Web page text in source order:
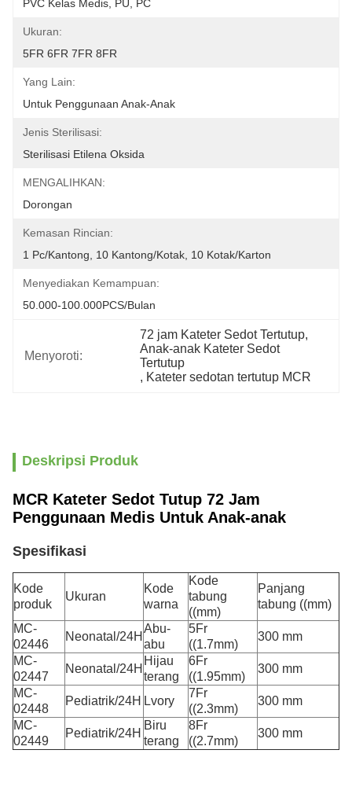
PVC Kelas Medis, PU, ​​PC
Ukuran:
5FR 6FR 7FR 8FR
Yang Lain:
Untuk Penggunaan Anak-Anak
Jenis Sterilisasi:
Sterilisasi Etilena Oksida
MENGALIHKAN:
Dorongan
Kemasan Rincian:
1 Pc/Kantong, 10 Kantong/Kotak, 10 Kotak/Karton
Menyediakan Kemampuan:
50.000-100.000PCS/Bulan
Menyoroti:
72 jam Kateter Sedot Tertutup,
Anak-anak Kateter Sedot
Tertutup
, Kateter sedotan tertutup MCR
Deskripsi Produk
MCR Kateter Sedot Tutup 72 Jam
Penggunaan Medis Untuk Anak-anak
Spesifikasi
Kode
produk
Ukuran
Kode
warna
Kode
tabung
((mm)
Panjang
tabung ((mm)
MC-
02446
Neonatal/24H
Abu-
abu
5Fr
((1.7mm)
300 mm
MC-
02447
Neonatal/24H
Hijau
terang
6Fr
((1.95mm)
300 mm
MC-
02448
Pediatrik/24H Lvory
7Fr
((2.3mm)
300 mm
MC-
02449
Pediatrik/24H
Biru
terang
8Fr
((2.7mm)
300 mm